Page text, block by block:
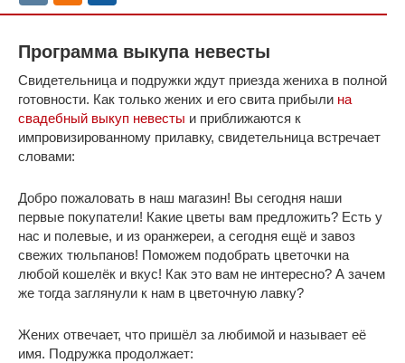
Программа выкупа невесты
Свидетельница и подружки ждут приезда жениха в полной
готовности. Как только жених и его свита прибыли на
свадебный выкуп невесты и приближаются к
импровизированному прилавку, свидетельница встречает
словами:
Добро пожаловать в наш магазин! Вы сегодня наши
первые покупатели! Какие цветы вам предложить? Есть у
нас и полевые, и из оранжереи, а сегодня ещё и завоз
свежих тюльпанов! Поможем подобрать цветочки на
любой кошелёк и вкус! Как это вам не интересно? А зачем
же тогда заглянули к нам в цветочную лавку?
Жених отвечает, что пришёл за любимой и называет её
имя. Подружка продолжает: